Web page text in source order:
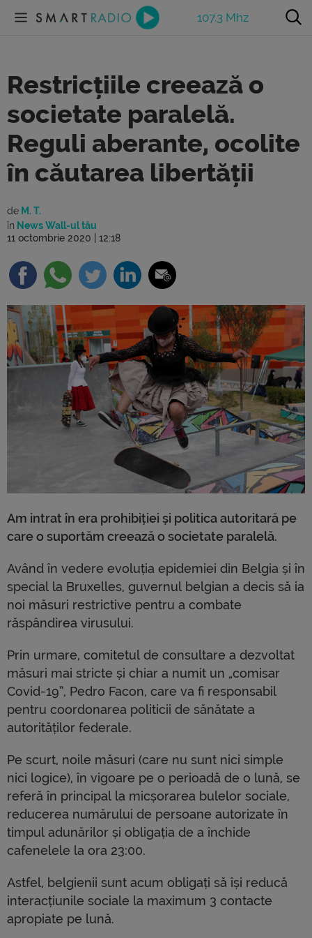
107.3 Mhz
Restricțiile creează o
societate paralelă.
Reguli aberante, ocolite
în căutarea libertății
de M. T.
în News Wall-ul tău
11 octombrie 2020 | 12:18
Am intrat în era prohibiției și politica autoritară pe
care o suportăm creează o societate paralelă.
Având în vedere evoluția epidemiei din Belgia și în
special la Bruxelles, guvernul belgian a decis să ia
noi măsuri restrictive pentru a combate
răspândirea virusului.
Prin urmare, comitetul de consultare a dezvoltat
măsuri mai stricte și chiar a numit un „comisar
Covid-19”, Pedro Facon, care va fi responsabil
pentru coordonarea politicii de sănătate a
autorităților federale.
Pe scurt, noile măsuri (care nu sunt nici simple
nici logice), în vigoare pe o perioadă de o lună, se
referă în principal la micșorarea bulelor sociale,
reducerea numărului de persoane autorizate în
timpul adunărilor și obligația de a închide
cafenelele la ora 23:00.
Astfel, belgienii sunt acum obligați să își reducă
interacțiunile sociale la maximum 3 contacte
apropiate pe lună.